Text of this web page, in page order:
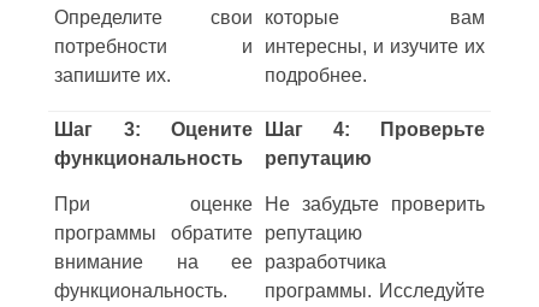
Определите свои
потребности и
запишите их.
которые вам
интересны, и изучите их
подробнее.
Шаг 3: Оцените
функциональность
При оценке
программы обратите
внимание на ее
функциональность.
Шаг 4: Проверьте
репутацию
Не забудьте проверить
репутацию
разработчика
программы. Исследуйте